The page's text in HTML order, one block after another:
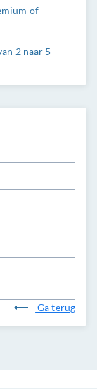
Ga terug
of
2 naar 5